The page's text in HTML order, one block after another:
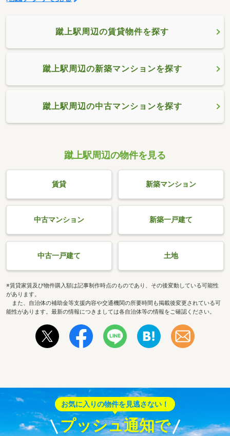
蹴上駅周辺の賃貸物件を探す
蹴上駅周辺の新築マンションを探す
蹴上駅周辺の中古マンションを探す
蹴上駅周辺の物件を見る
賃貸 新築マンション
中古マンション 新築一戸建て
中古一戸建て 土地
※賃貸家賃及び物件購入額は記事制作時点のものであり、その後変動している可能性
があります。
また、自治体の補助金等支援内容や交通機関の所要時間も掲載後変更されている可
能性があります。最新の情報につきましては各自治体等の情報をご確認ください。
お気に入りの物件を見逃さない！
プッシュ通知で